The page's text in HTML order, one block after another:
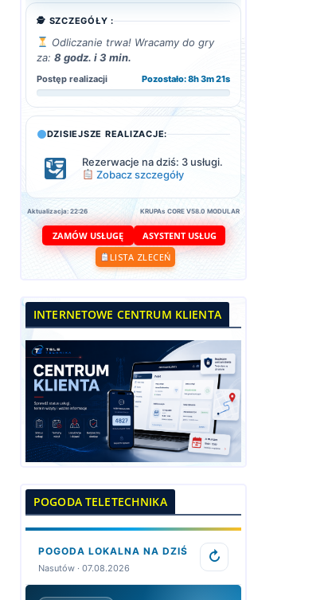
🕵️ SZCZEGÓŁY :
Odliczanie trwa! Wracamy do gry
za: 8 godz. i 3 min.
Postęp realizacji Pozostało: 8h 3m 19s
DZISIEJSZE REALIZACJE:
Rezerwacje na dziś: 3 usługi.
Zobacz szczegóły
Aktualizacja: 22:26 KRUPAs CORE V58.0 MODULAR
ZAMÓW USŁUGĘ
ASYSTENT USŁUG
LISTA ZLECEŃ
INTERNETOWE CENTRUM KLIENTA
POGODA TELETECHNIKA
POGODA LOKALNA NA DZIŚ
Nasutów · 07.08.2026
↻